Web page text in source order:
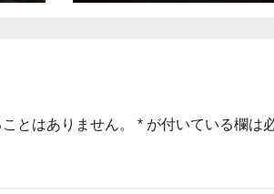
とはありません。 * が付いている欄は